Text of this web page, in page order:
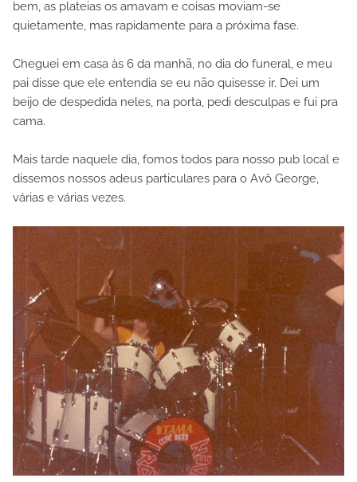
bem, as plateias os amavam e coisas moviam-se
quietamente, mas rapidamente para a próxima fase.
Cheguei em casa às 6 da manhã, no dia do funeral, e meu
pai disse que ele entendia se eu não quisesse ir. Dei um
beijo de despedida neles, na porta, pedi desculpas e fui pra
cama.
Mais tarde naquele dia, fomos todos para nosso pub local e
dissemos nossos adeus particulares para o Avô George,
várias e várias vezes.